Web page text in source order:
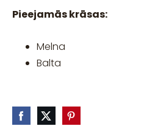
Pieejamās krāsas:
Melna
Balta